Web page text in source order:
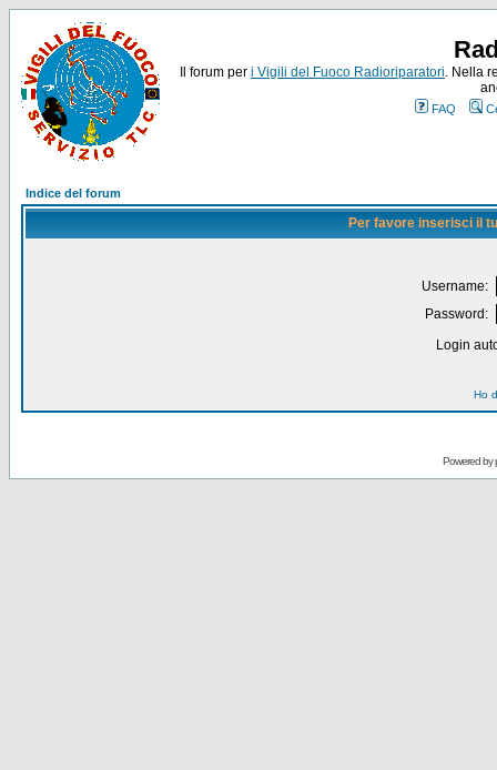
Il forum per i Vigili del Fuoco Radioriparatori. Nella
FAQ
Indice del forum
Per favore inserisci il
Username:
Password:
Login
Ho
Powered by